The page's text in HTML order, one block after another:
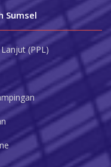
Sumsel
(PPL)